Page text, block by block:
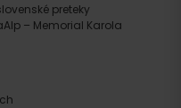
preteky
– Memorial Karola